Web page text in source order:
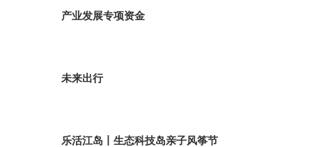
产业发展专项资金
未来出行
乐活江岛丨生态科技岛亲子风筝节